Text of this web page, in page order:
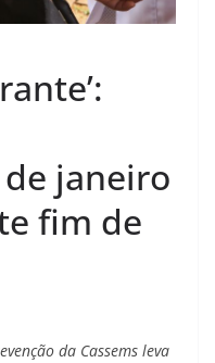
janeiro
fim de
da Cassems leva